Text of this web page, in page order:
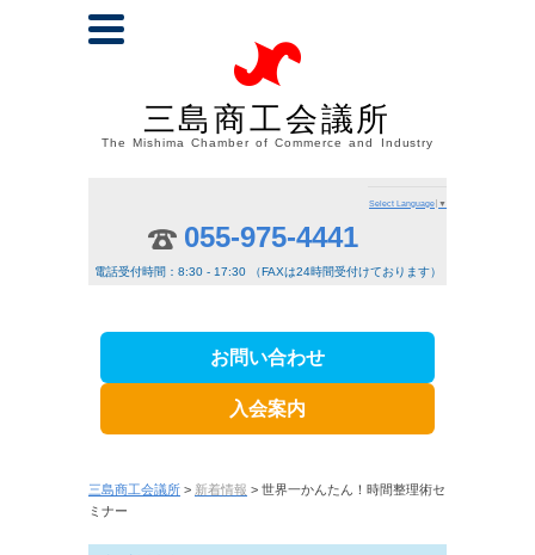
三島商工会議所
The Mishima Chamber of Commerce and Industry
Select Language ▼
055-975-4441
電話受付時間：8:30 - 17:30 （FAXは24時間受付けております）
お問い合わせ
入会案内
三島商工会議所 > 新着情報 > 世界一かんたん！時間整理術セ
ミナー